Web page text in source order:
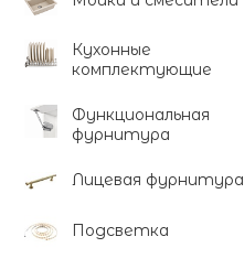
Кухонные
комплектующие
Функциональная
фурнитура
Лицевая фурнитура
Подсветка